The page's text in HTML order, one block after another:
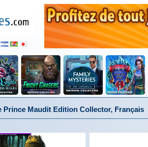
Prince Maudit Edition Collector, Français